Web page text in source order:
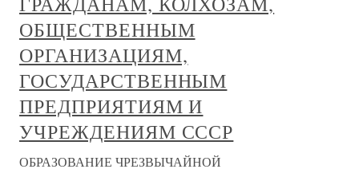
ОБЩЕСТВЕННЫМ
ОРГАНИЗАЦИЯМ,
ГОСУДАРСТВЕННЫМ
ПРЕДПРИЯТИЯМ И
УЧРЕЖДЕНИЯМ СССР
ОБРАЗОВАНИЕ ЧРЕЗВЫЧАЙНОЙ